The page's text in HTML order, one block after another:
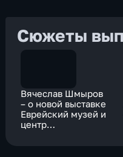
Сюжеты
Вячеслав Шмыров
– о новой выставке
Еврейский музей и
центр